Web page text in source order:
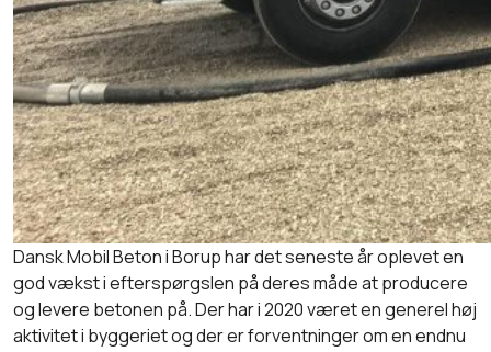
Dansk Mobil Beton i Borup har det seneste år oplevet en
god vækst i efterspørgslen på deres måde at producere
og levere betonen på. Der har i 2020 været en generel høj
aktivitet i byggeriet og der er forventninger om en endnu